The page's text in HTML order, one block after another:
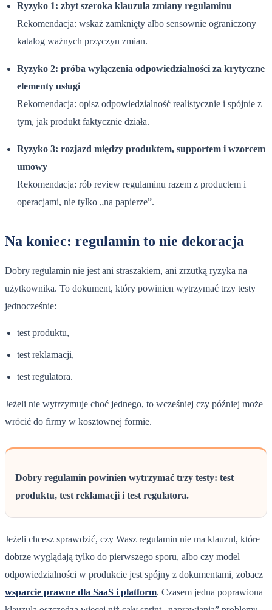
Ryzyko 1: zbyt szeroka klauzula zmiany regulaminu
Rekomendacja: wskaż zamknięty albo sensownie ograniczony
katalog ważnych przyczyn zmian.
Ryzyko 2: próba wyłączenia odpowiedzialności za krytyczne
elementy usługi
Rekomendacja: opisz odpowiedzialność realistycznie i spójnie z
tym, jak produkt faktycznie działa.
Ryzyko 3: rozjazd między produktem, supportem i wzorcem
umowy
Rekomendacja: rób review regulaminu razem z productem i
operacjami, nie tylko „na papierze”.
Na koniec: regulamin to nie dekoracja
Dobry regulamin nie jest ani straszakiem, ani zrzutką ryzyka na
użytkownika. To dokument, który powinien wytrzymać trzy testy
jednocześnie:
test produktu,
test reklamacji,
test regulatora.
Jeżeli nie wytrzymuje choć jednego, to wcześniej czy później może
wrócić do firmy w kosztownej formie.
Dobry regulamin powinien wytrzymać trzy testy: test
produktu, test reklamacji i test regulatora.
Jeżeli chcesz sprawdzić, czy Wasz regulamin nie ma klauzul, które
dobrze wyglądają tylko do pierwszego sporu, albo czy model
odpowiedzialności w produkcie jest spójny z dokumentami, zobacz
wsparcie prawne dla SaaS i platform. Czasem jedna poprawiona